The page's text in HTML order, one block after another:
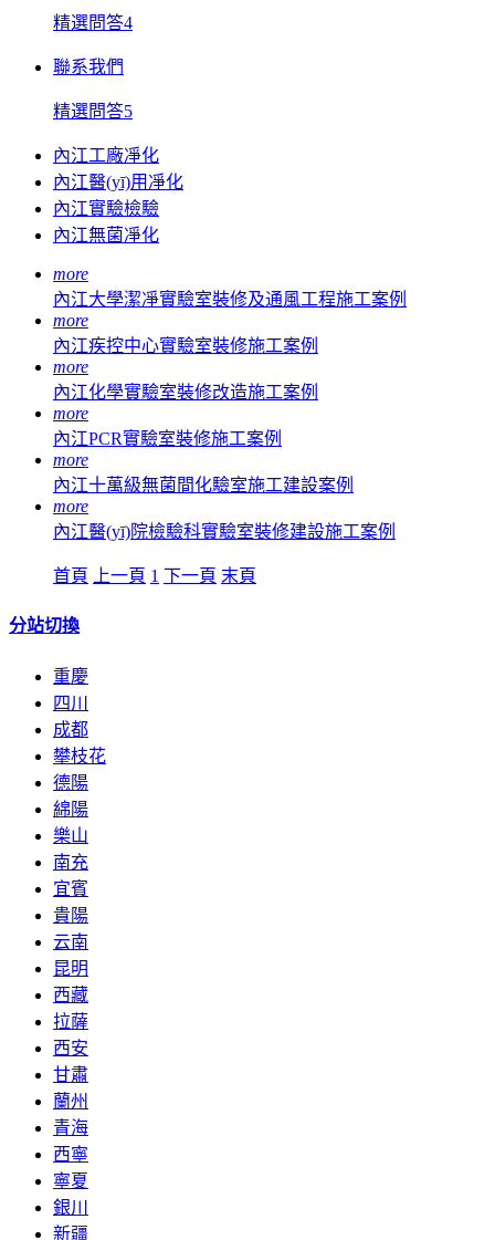
精選問答4
聯系我們
精選問答5
內江工廠凈化
內江醫(yī)用凈化
內江實驗檢驗
內江無菌凈化
more
內江大學潔凈實驗室裝修及通風工程施工案例
more
內江疾控中心實驗室裝修施工案例
more
內江化學實驗室裝修改造施工案例
more
內江PCR實驗室裝修施工案例
more
內江十萬級無菌間化驗室施工建設案例
more
內江醫(yī)院檢驗科實驗室裝修建設施工案例
首頁 上一頁 1 下一頁 末頁
分站切換
重慶
四川
成都
攀枝花
德陽
綿陽
樂山
南充
宜賓
貴陽
云南
昆明
西藏
拉薩
西安
甘肅
蘭州
青海
西寧
寧夏
銀川
新疆